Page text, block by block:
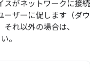
スがネットワークに接続
ーザーに促します（ダウ
れ以外の場合は、
。